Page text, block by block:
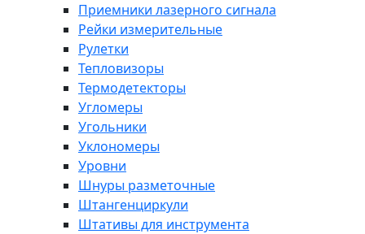
Приемники лазерного сигнала
Рейки измерительные
Рулетки
Тепловизоры
Термодетекторы
Угломеры
Угольники
Уклономеры
Уровни
Шнуры разметочные
Штангенциркули
Штативы для инструмента